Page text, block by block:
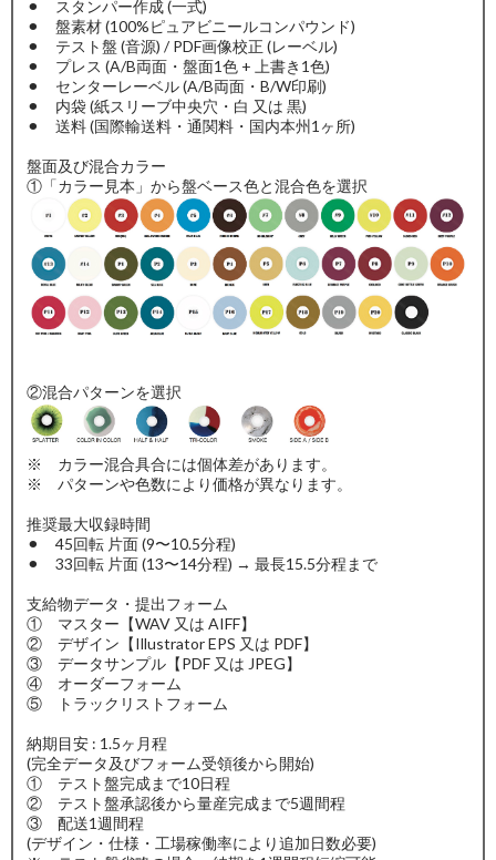
⚫︎ スタンパー作成 (一式)
⚫︎ 盤素材 (100%ピュアビニールコンパウンド)
⚫︎ テスト盤 (音源) / PDF画像校正 (レーベル)
⚫︎ プレス (A/B両面・盤面1色 + 上書き1色)
⚫︎ センターレーベル (A/B両面・B/W印刷)
⚫︎ 内袋 (紙スリーブ中央穴・白 又は 黒)
⚫︎ 送料 (国際輸送料・通関料・国内本州1ヶ所)
盤面及び混合カラー
①「カラー見本」から盤ベース色と混合色を選択
②混合パターンを選択
※ カラー混合具合には個体差があります。
※ パターンや色数により価格が異なります。
推奨最大収録時間
⚫︎ 45回転 片面 (9〜10.5分程)
⚫︎ 33回転 片面 (13〜14分程) → 最長15.5分程まで
支給物データ・提出フォーム
① マスター【WAV 又は AIFF】
② デザイン【Illustrator EPS 又は PDF】
③ データサンプル【PDF 又は JPEG】
④ オーダーフォーム
⑤ トラックリストフォーム
納期目安 : 1.5ヶ月程
(完全データ及びフォーム受領後から開始)
① テスト盤完成まで10日程
② テスト盤承認後から量産完成まで5週間程
③ 配送1週間程
(デザイン・仕様・工場稼働率により追加日数必要)